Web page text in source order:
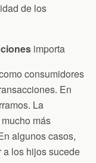
de los
importa
consumidores
En
La
más
algunos casos,
los hijos sucede